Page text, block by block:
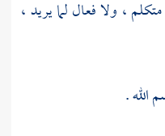
، ولا فعال لما يريد ،
الله .